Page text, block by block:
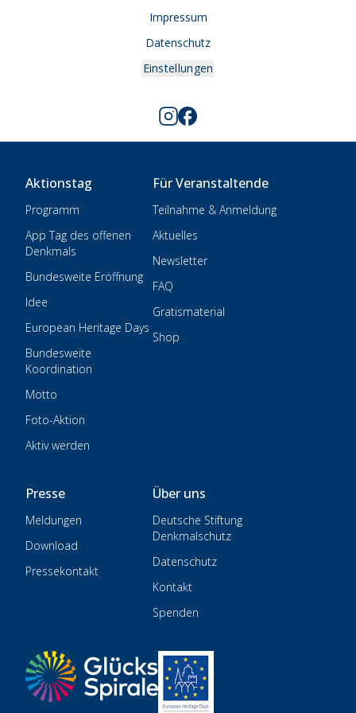
Impressum
Datenschutz
Einstellungen
Aktionstag
Programm
App Tag des offenen
Denkmals
Bundesweite Eröffnung
Idee
European Heritage Days
Bundesweite
Koordination
Motto
Foto-Aktion
Aktiv werden
Für Veranstaltende
Teilnahme & Anmeldung
Aktuelles
Newsletter
FAQ
Gratismaterial
Shop
Presse
Meldungen
Download
Pressekontakt
Über uns
Deutsche Stiftung
Denkmalschutz
Datenschutz
Kontakt
Spenden